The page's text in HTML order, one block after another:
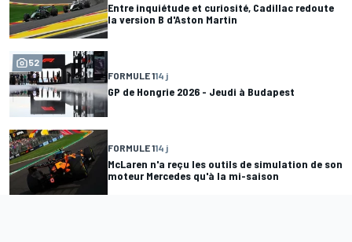
Entre inquiétude et curiosité, Cadillac redoute
la version B d'Aston Martin
52
FORMULE 114 j
GP de Hongrie 2026 - Jeudi à Budapest
FORMULE 114 j
McLaren n'a reçu les outils de simulation de son
moteur Mercedes qu'à la mi-saison